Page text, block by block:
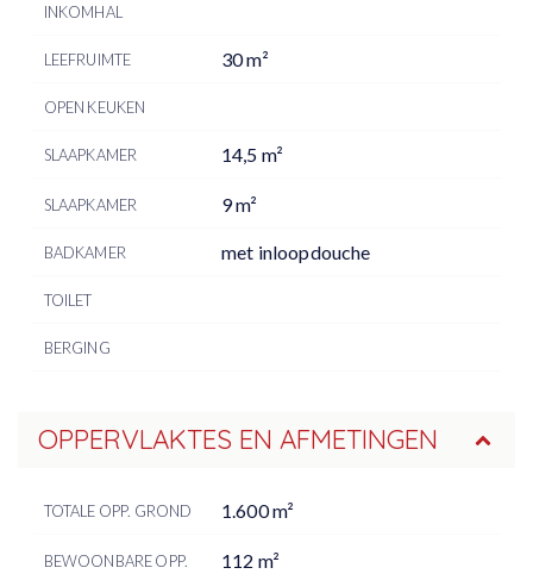
INKOMHAL
LEEFRUIMTE 30 m²
OPEN KEUKEN
SLAAPKAMER 14,5 m²
SLAAPKAMER 9 m²
BADKAMER met inloopdouche
TOILET
BERGING
OPPERVLAKTES EN AFMETINGEN
TOTALE OPP. GROND 1.600 m²
BEWOONBARE OPP. 112 m²